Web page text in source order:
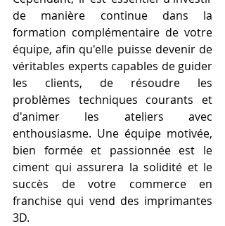
de manière continue dans la
formation complémentaire de votre
équipe, afin qu'elle puisse devenir de
véritables experts capables de guider
les clients, de résoudre les
problèmes techniques courants et
d'animer les ateliers avec
enthousiasme. Une équipe motivée,
bien formée et passionnée est le
ciment qui assurera la solidité et le
succès de votre commerce en
franchise qui vend des imprimantes
3D.